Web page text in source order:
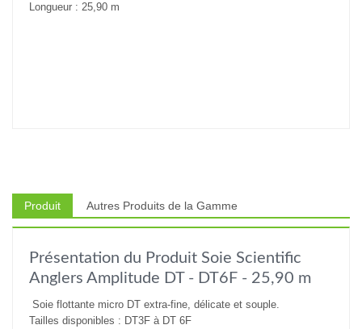
Longueur : 25,90 m
Produit Autres Produits de la Gamme
Présentation du Produit Soie Scientific
Anglers Amplitude DT - DT6F - 25,90 m
Soie flottante micro DT extra-fine, délicate et souple.
Tailles disponibles : DT3F à DT 6F